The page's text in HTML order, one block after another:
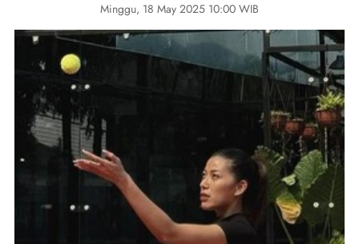
Minggu, 18 May 2025 10:00 WIB